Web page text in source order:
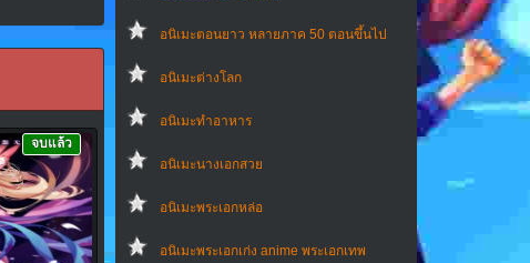
อนิเมะตอนยาว หลายภาค 50 ตอนขึ้นไป
อนิเมะต่างโลก
อนิเมะทําอาหาร
อนิเมะนางเอกสวย
อนิเมะพระเอกหล่อ
อนิเมะพระเอกเก่ง anime พระเอกเทพ
จบแล้ว